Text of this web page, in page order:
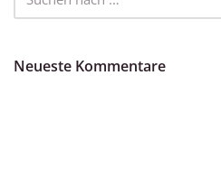
Neueste Kommentare